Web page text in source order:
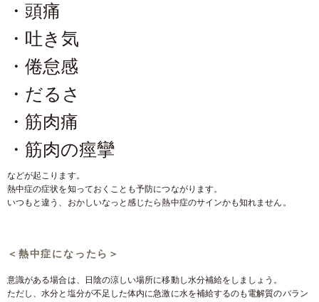
・頭痛
・吐き気
・倦怠感
・だるさ
・筋肉痛
・筋肉の痙攣
などが起こります。
熱中症の症状を知っておくことも予防につながります。
いつもと違う、おかしいなっと感じたら熱中症のサインかも知れません。
＜熱中症になったら＞
意識がある場合は、日陰の涼しい場所に移動し水分補給をしましょう。
ただし、水分と塩分が不足した体内に急激に水を補給するのも電解質のバラン